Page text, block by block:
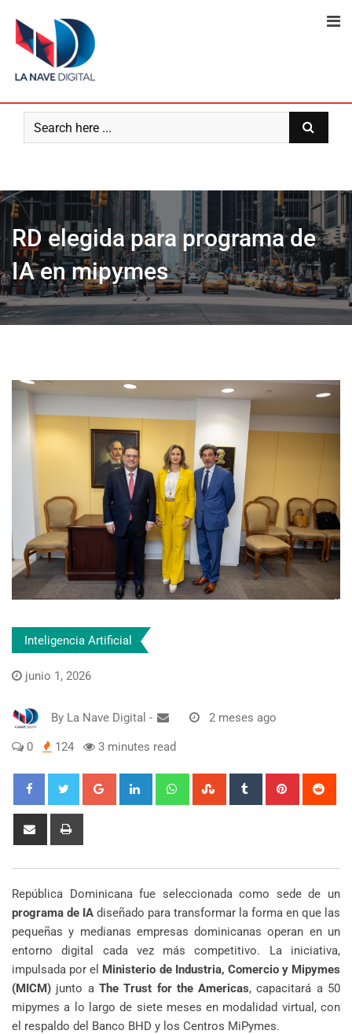
content
RD elegida para programa de
IA en mipymes
Inteligencia Artificial
junio 1, 2026
By La Nave Digital - 2 meses ago
0 124 3 minutes read
Google+ LinkedIn WhatsappStumbleUpon
Tumblr Pinterest
Share
República Dominicana fue seleccionada como sede de un
programa de IA diseñado para transformar la forma en que las
pequeñas y medianas empresas dominicanas operan en un
entorno digital cada vez más competitivo. La iniciativa,
impulsada por el Ministerio de Industria, Comercio y Mipymes
(MICM) junto a The Trust for the Americas, capacitará a 50
mipymes a lo largo de siete meses en modalidad virtual, con
el respaldo del Banco BHD y los Centros MiPymes.